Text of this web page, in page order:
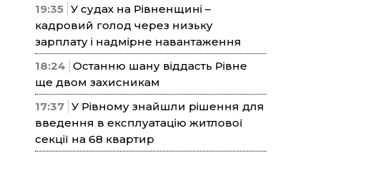
19:35 У судах на Рівненщині –
кадровий голод через низьку
зарплату і надмірне навантаження
18:24 Останню шану віддасть Рівне
ще двом захисникам
17:37 У Рівному знайшли рішення для
введення в експлуатацію житлової
секції на 68 квартир